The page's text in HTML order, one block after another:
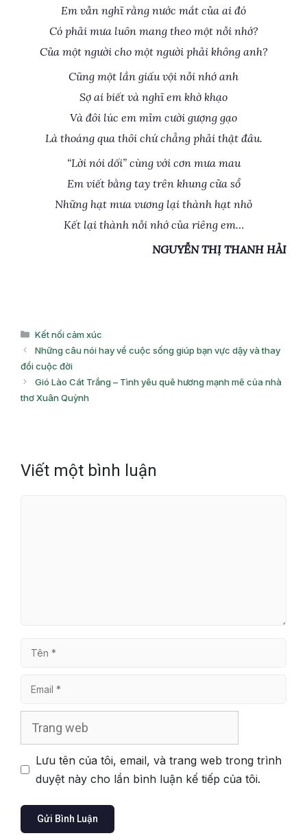
Em vẫn nghĩ rằng nước mắt của ai đó
Có phải mưa luôn mang theo một nỗi nhớ?
Của một người cho một người phải không anh?
Cũng một lần giấu vội nỗi nhớ anh
Sợ ai biết và nghĩ em khờ khạo
Và đôi lúc em mỉm cười gượng gạo
Là thoáng qua thôi chứ chẳng phải thật đâu.
“Lời nói dối” cùng với cơn mưa mau
Em viết bằng tay trên khung cửa sổ
Những hạt mưa vương lại thành hạt nhỏ
Kết lại thành nỗi nhớ của riêng em…
NGUYỄN THỊ THANH HẢI
Danh
mục
Kết nối cảm xúc
Những câu nói hay về cuộc sống giúp bạn vực dậy và thay
đổi cuộc đời
Gió Lào Cát Trắng – Tình yêu quê hương mạnh mẽ của nhà
thơ Xuân Quỳnh
Viết một bình luận
Tên
Email
Lưu tên của tôi, email, và trang web trong trình
duyệt này cho lần bình luận kế tiếp của tôi.